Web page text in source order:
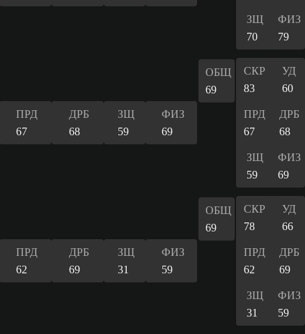
ЗЩ
70
ФИЗ
79
ПРД
67
ДРБ
68
ЗЩ
59
ФИЗ
69
ОБЩ
69
СКР
83
УД
60
ПРД
67
ДРБ
68
ЗЩ
59
ФИЗ
69
ПРД
62
ДРБ
69
ЗЩ
31
ФИЗ
59
ОБЩ
69
СКР
78
УД
66
ПРД
62
ДРБ
69
ЗЩ
31
ФИЗ
59